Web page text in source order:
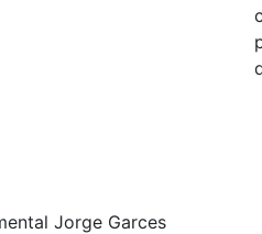
Jorge Garces